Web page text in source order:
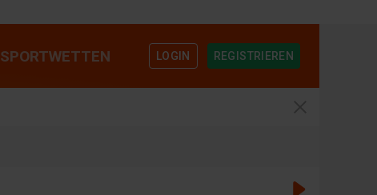
SPORTWETTEN LOGIN REGISTRIEREN